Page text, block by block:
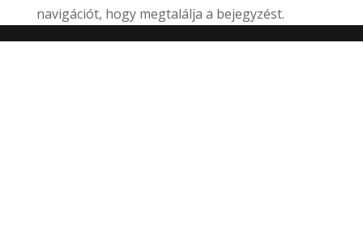
navigációt, hogy megtalálja a bejegyzést.